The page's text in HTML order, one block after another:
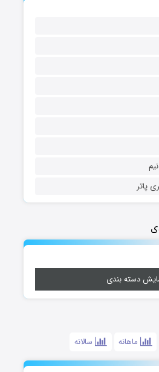
پاتر
دسته بندی
ماهانه سالانه